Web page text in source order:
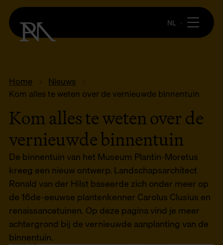
NL
Home
Nieuws
Kom alles te weten over de vernieuwde binnentuin
Kom alles te weten over de
vernieuwde binnentuin
De binnentuin van het Museum Plantin-Moretus
kreeg een nieuw ontwerp. Landschapsarchitect
Ronald van der Hilst baseerde zich onder meer op
de 16de-eeuwse plantenkenner Carolus Clusius en
renaissancetuinen. Op deze pagina vind je meer
achtergrond bij de vernieuwde aanplanting van de
binnentuin.